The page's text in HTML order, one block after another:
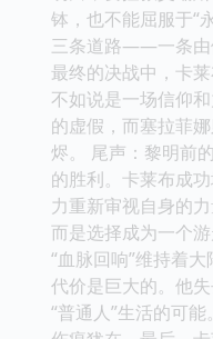
钵，也不能屈服于“
三条道路——一条由
最终的决战中，卡
不如说是一场信仰
的虚假，而塞拉菲
烬。 尾声：黎明前
的胜利。卡莱布成
力重新审视自身的
而是选择成为一个
“血脉回响”维持着
代价是巨大的。他
“普通人”生活的可